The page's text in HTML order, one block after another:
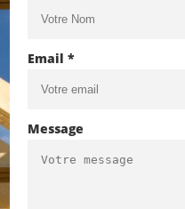
Email *
Message